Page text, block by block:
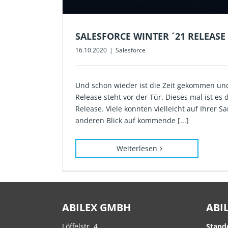
SALESFORCE WINTER ´21
16.10.2020 | Salesforce
Und schon wieder ist die Zeit gekommen
Release steht vor der Tür. Dieses mal ist es
Release. Viele konnten vielleicht auf Ihrer
anderen Blick auf kommende [...]
Weiterlesen
ABILEX GMBH